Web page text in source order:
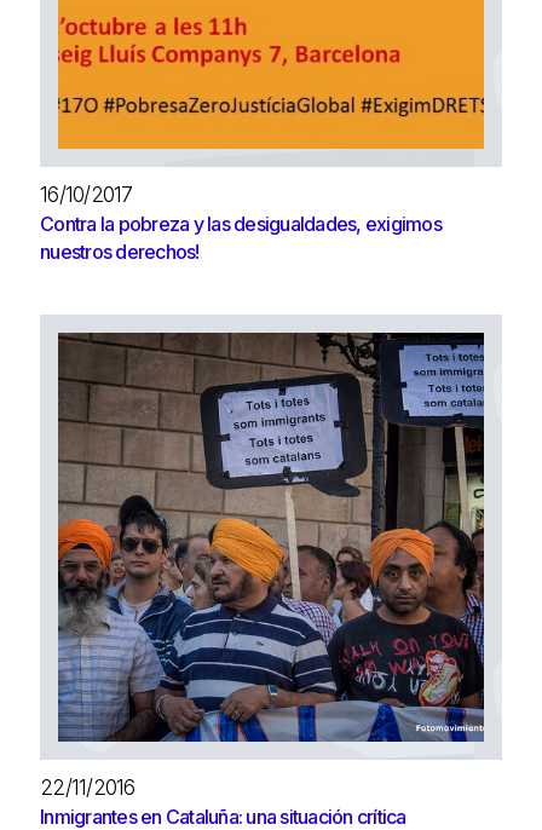
16/10/2017
Contra la pobreza y las desigualdades, exigimos
nuestros derechos!
22/11/2016
Inmigrantes en Cataluña: una situación crítica